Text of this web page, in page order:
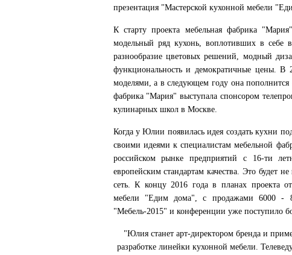
презентация "Мастерской кухонной мебели
К старту проекта мебельная фабрика
модельный ряд кухонь, воплотивших в себе
разнообразие цветовых решений, модный
функциональность и демократичные цены. В
моделями, а в следующем году она
фабрика "Мария" выступала спонсором
кулинарных школ в Москве.
Когда у Юлии появилась идея создать кухни
своими идеями к специалистам мебельной
российском рынке предприятий с 16-ти
европейским стандартам качества. Это будет
сеть. К концу 2016 года в планах проекта
мебели "Едим дома", с продажами 6000 -
"Мебель-2015" и конференции уже поступило
"Юлия станет арт-директором бренда и
разработке линейки кухонной мебели.